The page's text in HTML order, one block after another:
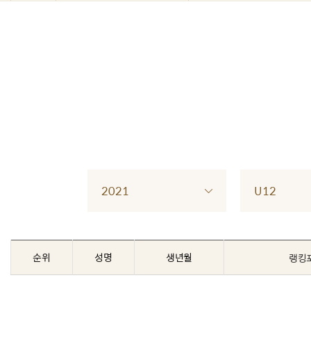
2021 U12
순위 성명 생년월 랭킹